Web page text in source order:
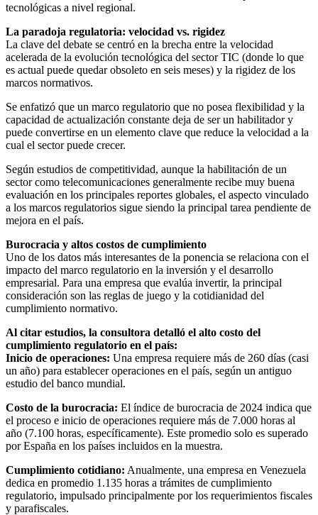
tecnológicas a nivel regional.
La paradoja regulatoria: velocidad vs. rigidez
La clave del debate se centró en la brecha entre la velocidad
acelerada de la evolución tecnológica del sector TIC (donde lo que
es actual puede quedar obsoleto en seis meses) y la rigidez de los
marcos normativos.
Se enfatizó que un marco regulatorio que no posea flexibilidad y la
capacidad de actualización constante deja de ser un habilitador y
puede convertirse en un elemento clave que reduce la velocidad a la
cual el sector puede crecer.
Según estudios de competitividad, aunque la habilitación de un
sector como telecomunicaciones generalmente recibe muy buena
evaluación en los principales reportes globales, el aspecto vinculado
a los marcos regulatorios sigue siendo la principal tarea pendiente de
mejora en el país.
Burocracia y altos costos de cumplimiento
Uno de los datos más interesantes de la ponencia se relaciona con el
impacto del marco regulatorio en la inversión y el desarrollo
empresarial. Para una empresa que evalúa invertir, la principal
consideración son las reglas de juego y la cotidianidad del
cumplimiento normativo.
Al citar estudios, la consultora detalló el alto costo del
cumplimiento regulatorio en el país:
Inicio de operaciones: Una empresa requiere más de 260 días (casi
un año) para establecer operaciones en el país, según un antiguo
estudio del banco mundial.
Costo de la burocracia: El índice de burocracia de 2024 indica que
el proceso e inicio de operaciones requiere más de 7.000 horas al
año (7.100 horas, específicamente). Este promedio solo es superado
por España en los países incluidos en la muestra.
Cumplimiento cotidiano: Anualmente, una empresa en Venezuela
dedica en promedio 1.135 horas a trámites de cumplimiento
regulatorio, impulsado principalmente por los requerimientos fiscales
y parafiscales.